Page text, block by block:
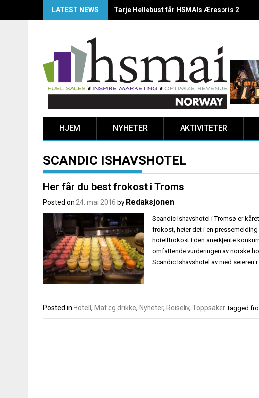
LATEST NEWS HSMAI Awards Norway 2025: Årets vinnere
HJEM NYHETER AKTIVITETER
SCANDIC ISHAVSHOTEL
Her får du best frokost i Troms
Posted on 24. mai 2016 by Redaksjonen
Scandic Ishavshotel i Tromsø er
frokost, heter det i en
hotellfrokost i den anerkjente
omfattende vurderingen av norske
Scandic Ishavshotel av med seieren
Posted in Hotell , Mat og drikke, Nyheter, Reiseliv, Toppsaker Tagged